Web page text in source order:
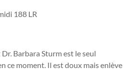
Barbara Sturm est le seul
ce moment. Il est doux mais enlève